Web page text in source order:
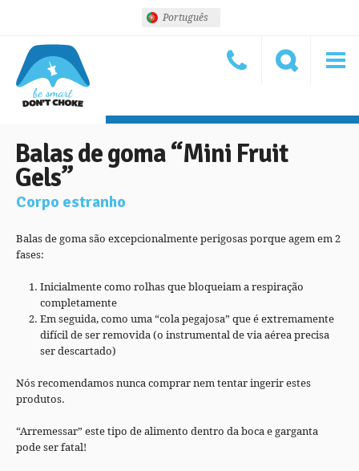
Português
Balas de goma “Mini Fruit
Gels”
Corpo estranho
Balas de goma são excepcionalmente perigosas porque agem em 2
fases:
Inicialmente como rolhas que bloqueiam a respiração
completamente
Em seguida, como uma “cola pegajosa” que é extremamente
difícil de ser removida (o instrumental de via aérea precisa
ser descartado)
Nós recomendamos nunca comprar nem tentar ingerir estes
produtos.
“Arremessar” este tipo de alimento dentro da boca e garganta
pode ser fatal!